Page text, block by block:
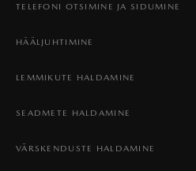
TELEFONI OTSIMINE JA SIDUMINE
HÄÄLJUHTIMINE
LEMMIKUTE HALDAMINE
SEADMETE HALDAMINE
VÄRSKENDUSTE HALDAMINE